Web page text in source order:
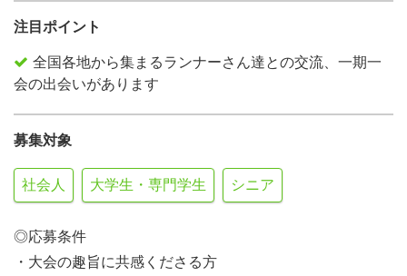
注目ポイント
全国各地から集まるランナーさん達との交流、一期一
会の出会いがあります
募集対象
社会人 大学生・専門学生 シニア
◎応募条件
・大会の趣旨に共感くださる方